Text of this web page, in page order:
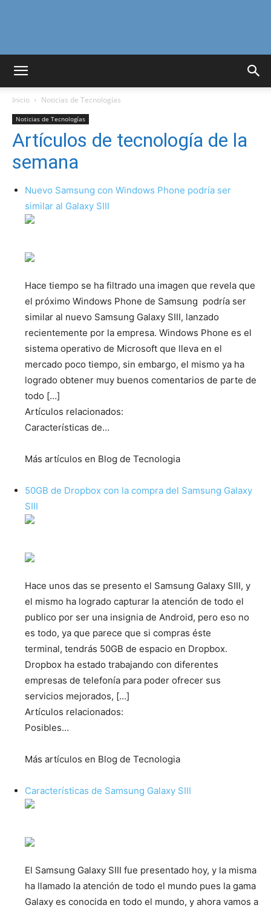
Curiosidades
Inicio Noticias de Tecnologías
Noticias de Tecnologías
Artículos de tecnología de la
semana
Nuevo Samsung con Windows Phone podría ser
similar al Galaxy SIII
Hace tiempo se ha filtrado una imagen que revela que
el próximo Windows Phone de Samsung podría ser
similar al nuevo Samsung Galaxy SIII, lanzado
recientemente por la empresa. Windows Phone es el
sistema operativo de Microsoft que lleva en el
mercado poco tiempo, sin embargo, el mismo ya ha
logrado obtener muy buenos comentarios de parte de
todo […]
Artículos relacionados:
Características de…
Más artículos en Blog de Tecnologia
50GB de Dropbox con la compra del Samsung Galaxy
SIII
Hace unos das se presento el Samsung Galaxy SIII, y
el mismo ha logrado capturar la atención de todo el
publico por ser una insignia de Android, pero eso no
es todo, ya que parece que si compras éste
terminal, tendrás 50GB de espacio en Dropbox.
Dropbox ha estado trabajando con diferentes
empresas de telefonía para poder ofrecer sus
servicios mejorados, […]
Artículos relacionados:
Posibles…
Más artículos en Blog de Tecnologia
Características de Samsung Galaxy SIII
El Samsung Galaxy SIII fue presentado hoy, y la misma
ha llamado la atención de todo el mundo pues la gama
Galaxy es conocida en todo el mundo, y ahora vamos a